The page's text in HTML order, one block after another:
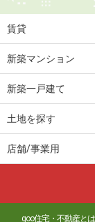
鳥取県倉吉市福守
鳥取県倉吉市福
賃貸
新築マンション
新築一戸建て
土地を探す
店舗/事業用
goo住宅・不動産とは